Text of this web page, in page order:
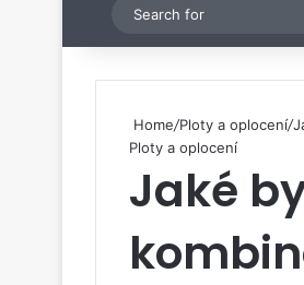
Switch skin
Home/Ploty a oplocení/
Ploty a oplocení
Jaké